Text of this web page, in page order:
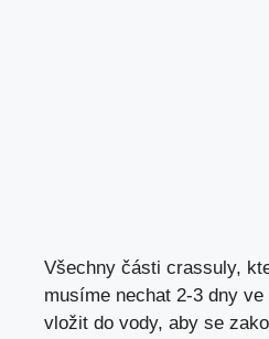
Všechny části crassuly,
musíme nechat 2-3 dny
vložit do vody, aby se